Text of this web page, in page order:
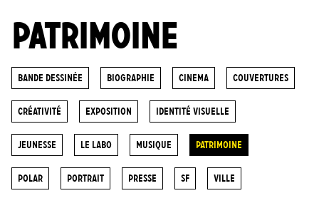
PATRIMOINE
Bande dessinée biographie cinema Couvertures
Créativité Exposition Identité visuelle
Jeunesse Le labo Musique Patrimoine
POLAR portrait Presse SF ville